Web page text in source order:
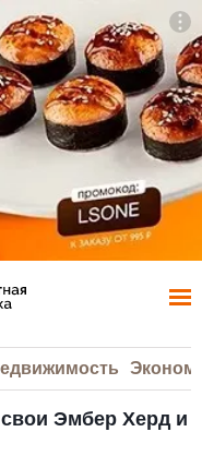
Эмбер Херд и